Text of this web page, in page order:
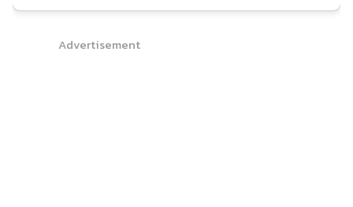
Advertisement